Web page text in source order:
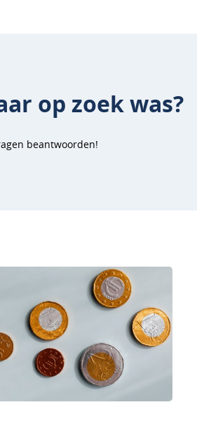
op zoek was?
beantwoorden!